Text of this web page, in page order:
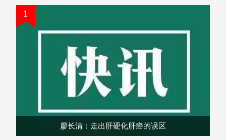
1
廖长清：走出肝硬化肝癌的误区